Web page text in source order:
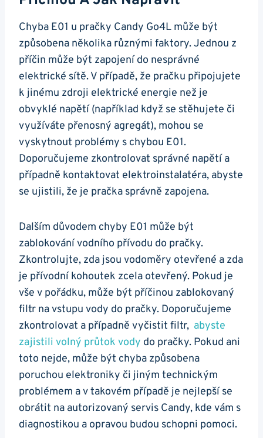
Chyba ‍E01 u pračky Candy ​Go4L může být
způsobena​ několika⁤ různými ‌faktory. Jednou z
příčin může⁢ být zapojení do nesprávné‌
elektrické ⁣sítě. V⁣ případě, ⁢že pračku připojujete
k jinému zdroji⁢ elektrické energie než je
obvyklé napětí (například když se stěhujete či
využíváte přenosný agregát), mohou⁤ se
vyskytnout problémy s chybou E01.
Doporučujeme zkontrolovat správné napětí a ​
případně kontaktovat ⁤elektroinstalatéra, abyste
se ujistili, že je pračka správně zapojena.
Dalším důvodem chyby E01 může být
zablokování vodního přívodu do⁤ pračky.
Zkontrolujte, zda jsou vodoměry otevřené a zda
je přívodní​ kohoutek zcela otevřený.⁤ Pokud je
vše ⁢v pořádku, může být příčinou​ zablokovaný
filtr na vstupu vody do pračky. Doporučujeme
zkontrolovat a případně vyčistit⁢ filtr, ​ abyste‍
zajistili volný průtok vody do pračky.‌ Pokud ani
⁣toto nejde, může být ⁤chyba způsobena
poruchou​ elektroniky či jiným​ technickým
problémem​ a​ v takovém případě je‍ nejlepší se
obrátit na autorizovaný servis Candy, kde ​vám s
diagnostikou a⁤ opravou budou⁢ schopni pomoci.